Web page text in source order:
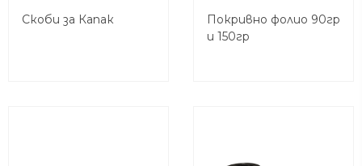
Скоби за Капак
Покривно фолио 90гр
и 150гр